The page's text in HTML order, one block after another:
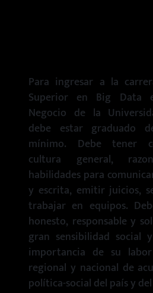
Para ingresar a la
Superior en Big Data
Negocio de la
debe estar graduado
mínimo. Debe tener
cultura general,
habilidades para
y escrita, emitir juicios,
trabajar en equipos.
honesto, responsable y
gran sensibilidad social
importancia de su
regional y nacional de
política-social del país y